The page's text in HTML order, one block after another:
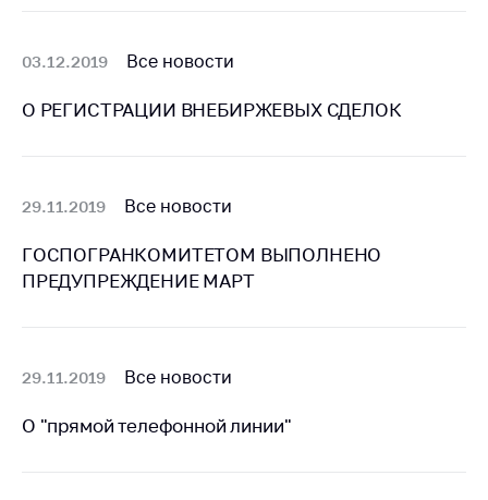
рекламной
Международное
нетарифного
Биржевая торговля
Беларусь
Защита
персональных
03.12.2019 Все новости
О РЕГИСТРАЦИИ ВНЕБИРЖЕВЫХ СДЕЛОК
29.11.2019 Все новости
ГОСПОГРАНКОМИТЕТОМ ВЫПОЛНЕНО
ПРЕДУПРЕЖДЕНИЕ МАРТ
29.11.2019 Все новости
О "прямой телефонной линии"